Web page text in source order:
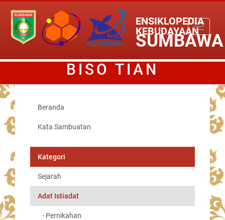
Toggle
ENSIKLOPEDIA
KEBUDAYAAN
SUMBAWA
BISO TIAN
Beranda
Kata Sambuatan
Kategori
Sejarah
Adat Istiadat
- Pernikahan